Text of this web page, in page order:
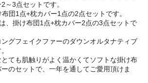
～3点セットです。
団1点+枕カバー1点の2点セットです。
、掛け布団1点+枕カバー2点の3点セットで
グフェイクファーのダウンオルタナティブ
ても肌触りがよく温かくてソフトな掛け布
のセットで、一年を通してご愛用頂けま